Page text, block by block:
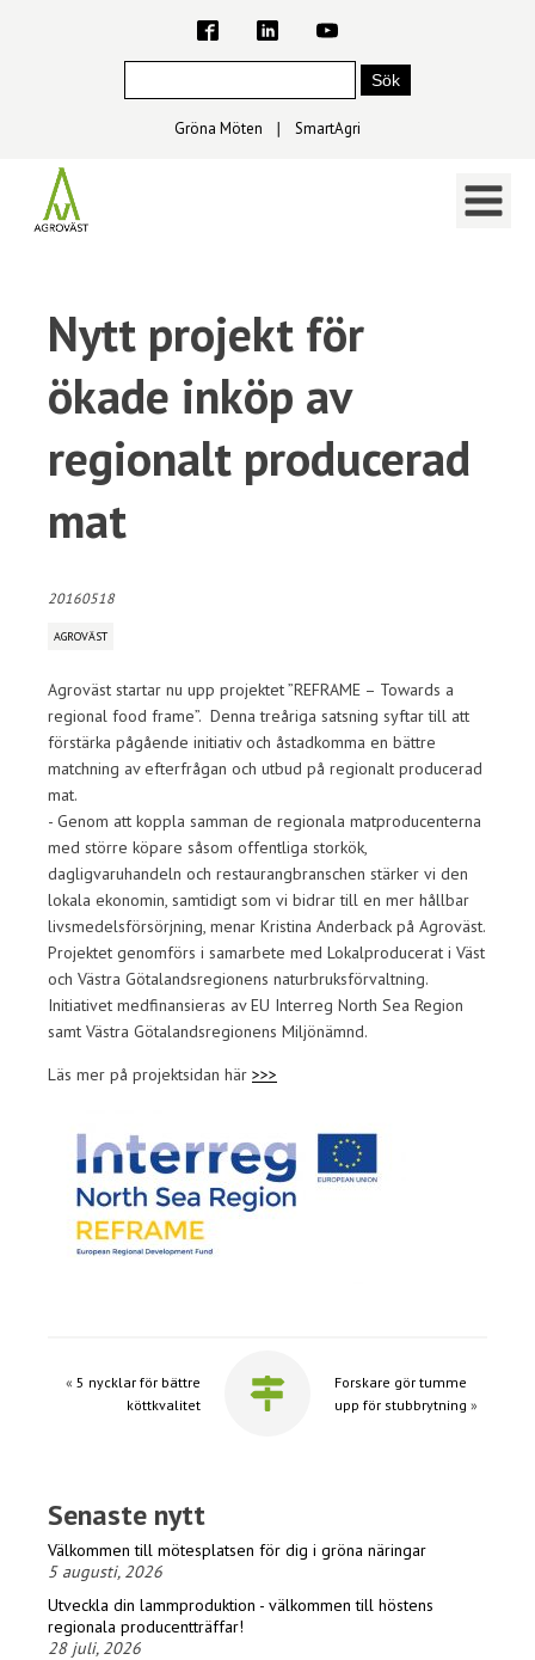
Gröna Möten ∣ SmartAgri
Nytt projekt för
ökade inköp av
regionalt producerad
mat
20160518
AGROVÄST
Agroväst startar nu upp projektet ”REFRAME – Towards a
regional food frame”. Denna treåriga satsning syftar till att
förstärka pågående initiativ och åstadkomma en bättre
matchning av efterfrågan och utbud på regionalt producerad
mat.
- Genom att koppla samman de regionala matproducenterna
med större köpare såsom offentliga storkök,
dagligvaruhandeln och restaurangbranschen stärker vi den
lokala ekonomin, samtidigt som vi bidrar till en mer hållbar
livsmedelsförsörjning, menar Kristina Anderback på Agroväst.
Projektet genomförs i samarbete med Lokalproducerat i Väst
och Västra Götalandsregionens naturbruksförvaltning.
Initiativet medfinansieras av EU Interreg North Sea Region
samt Västra Götalandsregionens Miljönämnd.
Läs mer på projektsidan här >>>
« 5 nycklar för bättre
köttkvalitet
Forskare gör tumme
upp för stubbrytning »
Senaste nytt
Välkommen till mötesplatsen för dig i gröna näringar
5 augusti, 2026
Utveckla din lammproduktion - välkommen till höstens
regionala producentträffar!
28 juli, 2026